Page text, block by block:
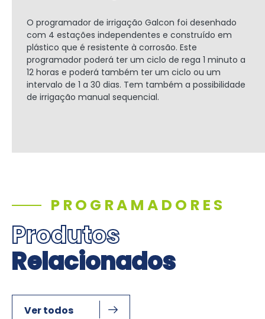
O programador de irrigação Galcon foi desenhado
com 4 estações independentes e construído em
plástico que é resistente à corrosão. Este
programador poderá ter um ciclo de rega 1 minuto a
12 horas e poderá também ter um ciclo ou um
intervalo de 1 a 30 dias. Tem também a possibilidade
de irrigação manual sequencial.
PROGRAMADORES
Produtos
Relacionados
Ver todos